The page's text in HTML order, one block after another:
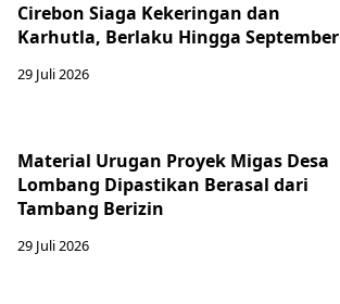
Cirebon Siaga Kekeringan dan
Karhutla, Berlaku Hingga September
29 Juli 2026
Material Urugan Proyek Migas Desa
Lombang Dipastikan Berasal dari
Tambang Berizin
29 Juli 2026